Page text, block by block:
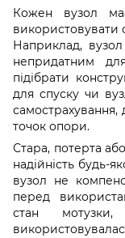
Кожен вузол
використовувати
Наприклад,
непридатним
підібрати
для спуску чи
самострахування,
точок опори.
Стара, потерта
надійність будь-
вузол не
перед
стан